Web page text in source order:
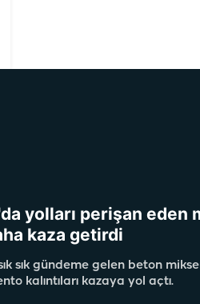
yolları perişan eden
kaza getirdi
sık gündeme gelen beton
kalıntıları kazaya yol açtı.